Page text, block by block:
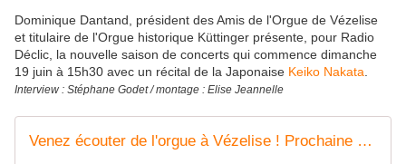
Dominique Dantand, président des Amis de l'Orgue de Vézelise
et titulaire de l'Orgue historique Küttinger présente, pour Radio
Déclic, la nouvelle saison de concerts qui commence dimanche
19 juin à 15h30 avec un récital de la Japonaise Keiko Nakata
Interview : Stéphane Godet / montage : Elise Jeannelle
Venez écouter de l'orgue à Vézelise ! Prochaine date : le dimanche 19 juin